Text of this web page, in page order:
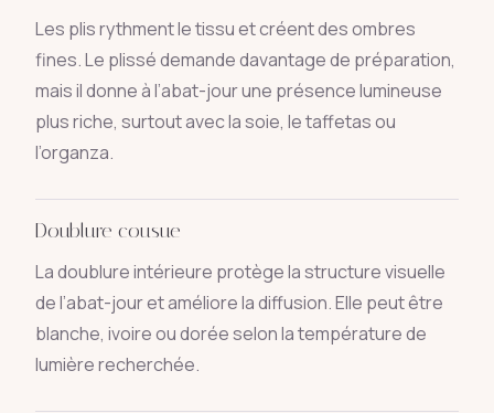
Les plis rythment le tissu et créent des ombres
fines. Le plissé demande davantage de préparation,
mais il donne à l’abat-jour une présence lumineuse
plus riche, surtout avec la soie, le taffetas ou
l’organza.
Doublure cousue
La doublure intérieure protège la structure visuelle
de l’abat-jour et améliore la diffusion. Elle peut être
blanche, ivoire ou dorée selon la température de
lumière recherchée.